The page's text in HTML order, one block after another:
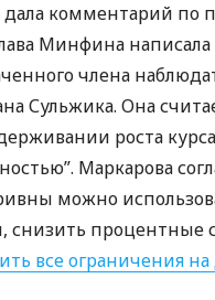
дала комментарий по
Минфина
члена
Сульжика. Она
роста
Маркарова
можно
снизить процентные
все ограничения